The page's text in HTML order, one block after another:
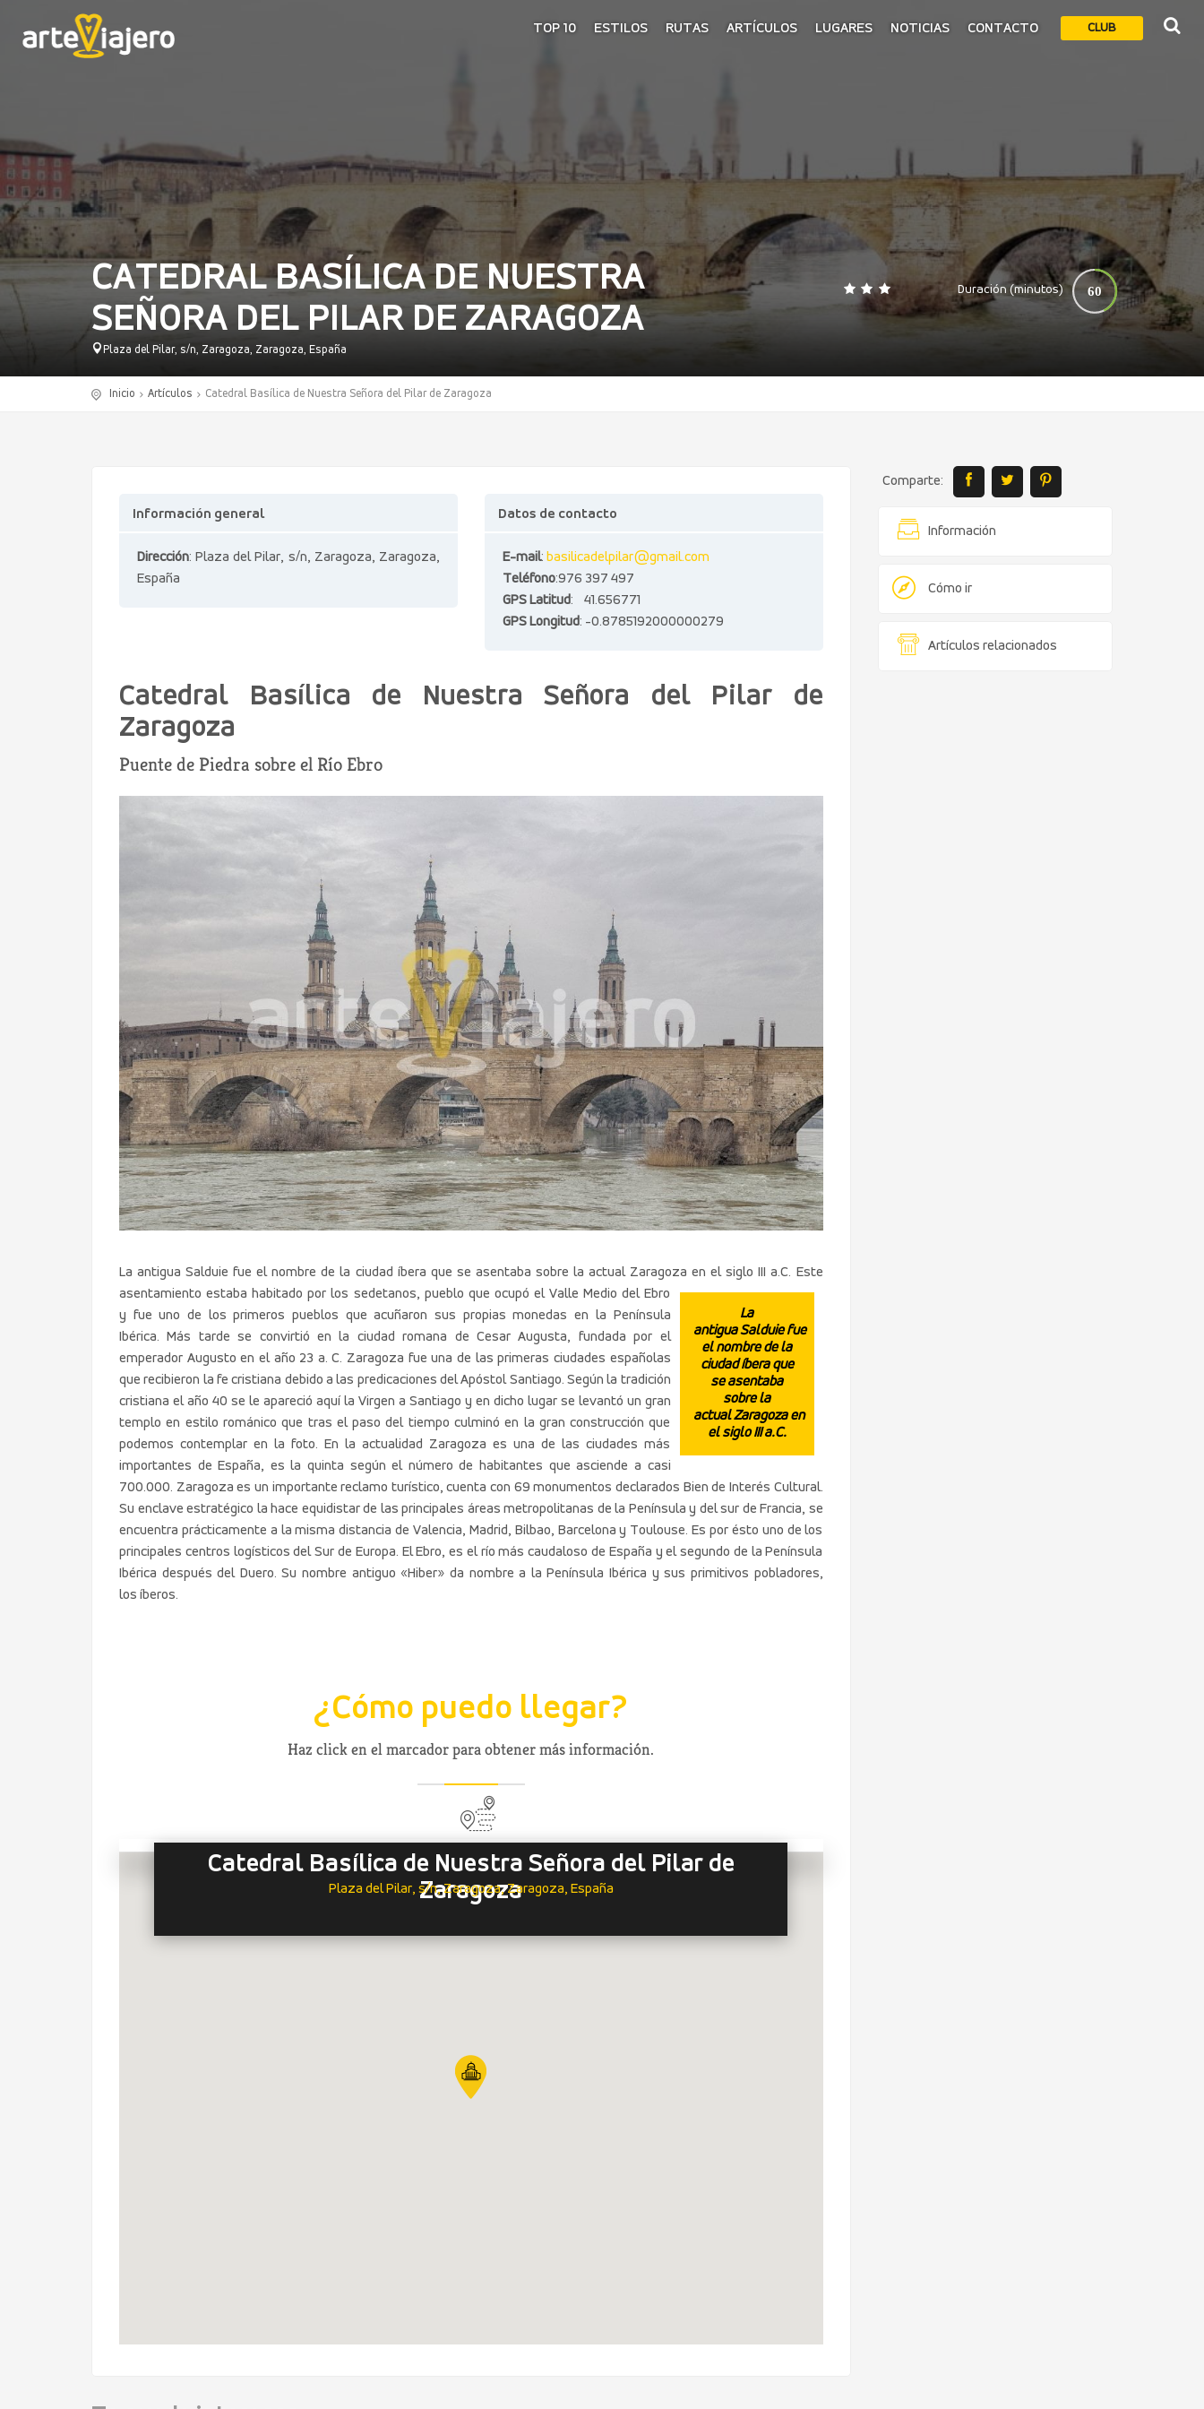
CLUB
TOP 10 ESTILOS RUTAS ARTÍCULOS LUGARES NOTICIAS CONTACTO
CATEDRAL BASÍLICA DE NUESTRA
SEÑORA DEL PILAR DE ZARAGOZA
Plaza del Pilar, s/n, Zaragoza, Zaragoza, España
Duración (minutos) 60
0 140
Inicio Artículos Catedral Basílica de Nuestra Señora del Pilar de Zaragoza
Comparte:
Información
Cómo ir
Artículos relacionados
Información general
Dirección: Plaza del Pilar, s/n, Zaragoza, Zaragoza,
España
Datos de contacto
E-mail: basilicadelpilar@gmail.com
Teléfono:976 397 497
GPS Latitud: 41.656771
GPS Longitud: -0.8785192000000279
Catedral Basílica de Nuestra Señora del Pilar de
Zaragoza
Puente de Piedra sobre el Río Ebro
La antigua Salduie fue el nombre de la ciudad íbera que se asentaba sobre la actual Zaragoza en el siglo III a.C.
La
antigua Salduie fue
el nombre de la
ciudad íbera que
se asentaba
sobre la
actual Zaragoza en
el siglo III a.C.
Este
asentamiento estaba habitado por los sedetanos, pueblo que ocupó el Valle Medio del Ebro
y fue uno de los primeros pueblos que acuñaron sus propias monedas en la Península
Ibérica. Más tarde se convirtió en la ciudad romana de Cesar Augusta, fundada por el
emperador Augusto en el año 23 a. C. Zaragoza fue una de las primeras ciudades españolas
que recibieron la fe cristiana debido a las predicaciones del Apóstol Santiago. Según la tradición
cristiana el año 40 se le apareció aquí la Virgen a Santiago y en dicho lugar se levantó un gran
templo en estilo románico que tras el paso del tiempo culminó en la gran construcción que
podemos contemplar en la foto. En la actualidad Zaragoza es una de las ciudades más
importantes de España, es la quinta según el número de habitantes que asciende a casi
700.000. Zaragoza es un importante reclamo turístico, cuenta con 69 monumentos declarados Bien de Interés Cultural.
Su enclave estratégico la hace equidistar de las principales áreas metropolitanas de la Península y del sur de Francia, se
encuentra prácticamente a la misma distancia de Valencia, Madrid, Bilbao, Barcelona y Toulouse. Es por ésto uno de los
principales centros logísticos del Sur de Europa. El Ebro, es el río más caudaloso de España y el segundo de la Península
Ibérica después del Duero. Su nombre antiguo «Hiber» da nombre a la Península Ibérica y sus primitivos pobladores,
los íberos.
¿Cómo puedo llegar?
Haz click en el marcador para obtener más información.
Catedral Basílica de Nuestra Señora del Pilar de
Zaragoza
Plaza del Pilar, s/n, Zaragoza, Zaragoza, España